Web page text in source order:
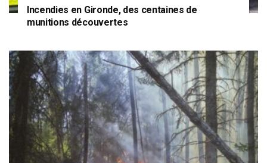
Incendies en Gironde, des centaines de
munitions découvertes